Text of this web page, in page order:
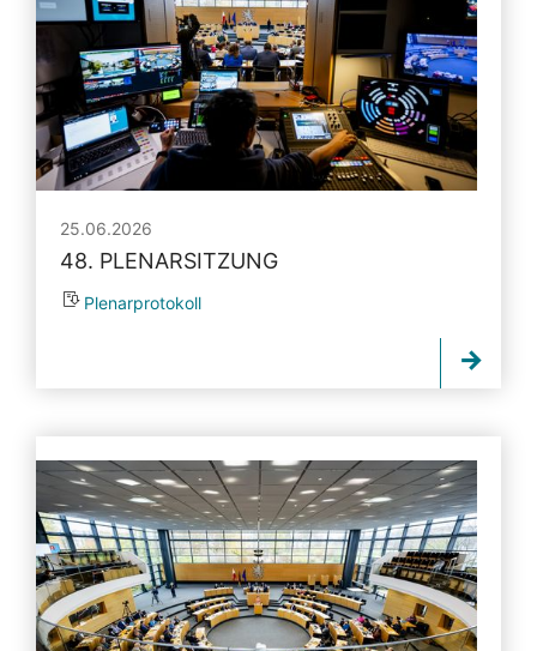
25.06.2026
48. PLENARSITZUNG
Plenarprotokoll